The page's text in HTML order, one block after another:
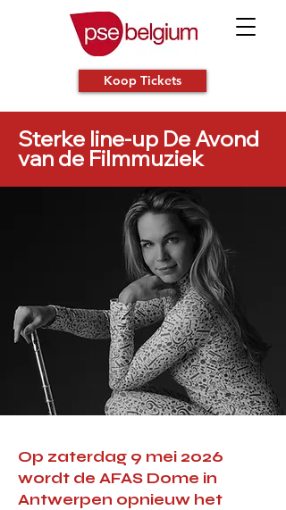
Koop Tickets
Sterke line-up De Avond
van de Filmmuziek
Op zaterdag 9 mei 2026
wordt de AFAS Dome in
Antwerpen opnieuw het